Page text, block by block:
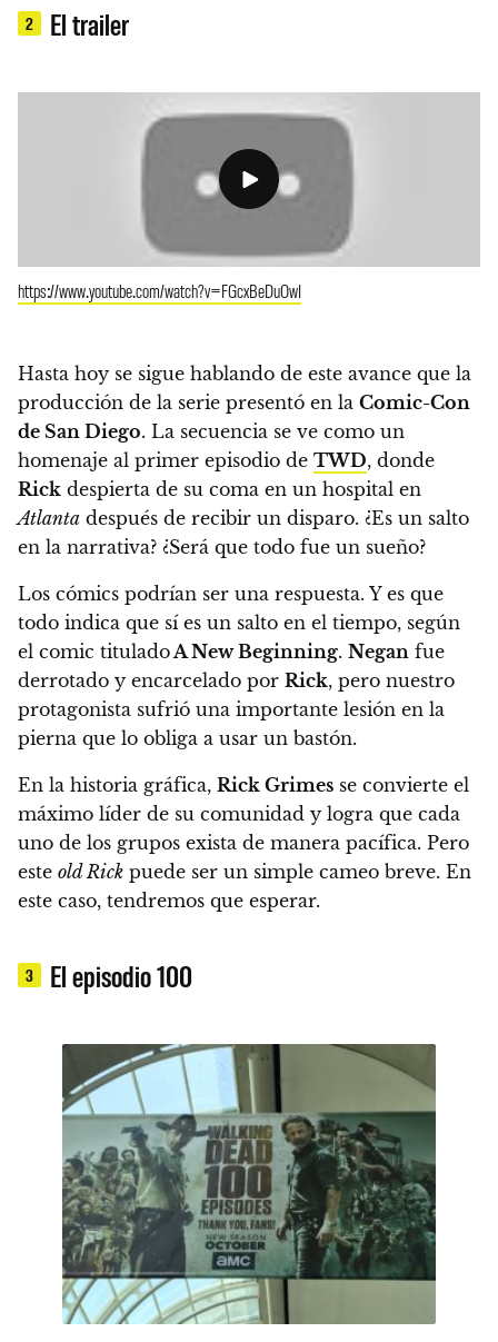
2 El trailer
https://www.youtube.com/watch?v=FGcxBeDuOwI
Hasta hoy se sigue hablando de este avance que la
producción de la serie presentó en la Comic-Con
de San Diego. La secuencia se ve como un
homenaje al primer episodio de TWD, donde
Rick despierta de su coma en un hospital en
Atlanta después de recibir un disparo. ¿Es un salto
en la narrativa? ¿Será que todo fue un sueño?
Los cómics podrían ser una respuesta. Y es que
todo indica que sí es un salto en el tiempo, según
el comic titulado A New Beginning. Negan fue
derrotado y encarcelado por Rick, pero nuestro
protagonista sufrió una importante lesión en la
pierna que lo obliga a usar un bastón.
En la historia gráfica, Rick Grimes se convierte el
máximo líder de su comunidad y logra que cada
uno de los grupos exista de manera pacífica. Pero
este old Rick puede ser un simple cameo breve. En
este caso, tendremos que esperar.
3 El episodio 100